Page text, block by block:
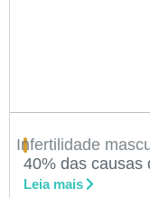
Infertilidade
40% das causas
Leia mais